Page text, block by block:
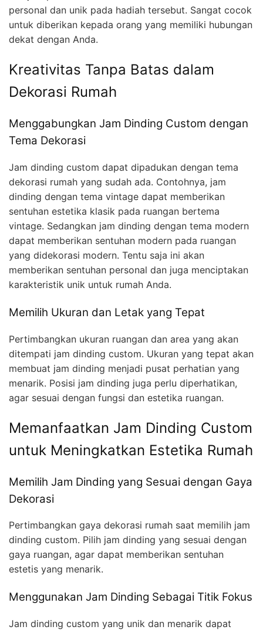
personal dan unik pada hadiah tersebut. Sangat cocok
untuk diberikan kepada orang yang memiliki hubungan
dekat dengan Anda.
Kreativitas Tanpa Batas dalam
Dekorasi Rumah
Menggabungkan Jam Dinding Custom dengan
Tema Dekorasi
Jam dinding custom dapat dipadukan dengan tema
dekorasi rumah yang sudah ada. Contohnya, jam
dinding dengan tema vintage dapat memberikan
sentuhan estetika klasik pada ruangan bertema
vintage. Sedangkan jam dinding dengan tema modern
dapat memberikan sentuhan modern pada ruangan
yang didekorasi modern. Tentu saja ini akan
memberikan sentuhan personal dan juga menciptakan
karakteristik unik untuk rumah Anda.
Memilih Ukuran dan Letak yang Tepat
Pertimbangkan ukuran ruangan dan area yang akan
ditempati jam dinding custom. Ukuran yang tepat akan
membuat jam dinding menjadi pusat perhatian yang
menarik. Posisi jam dinding juga perlu diperhatikan,
agar sesuai dengan fungsi dan estetika ruangan.
Memanfaatkan Jam Dinding Custom
untuk Meningkatkan Estetika Rumah
Memilih Jam Dinding yang Sesuai dengan Gaya
Dekorasi
Pertimbangkan gaya dekorasi rumah saat memilih jam
dinding custom. Pilih jam dinding yang sesuai dengan
gaya ruangan, agar dapat memberikan sentuhan
estetis yang menarik.
Menggunakan Jam Dinding Sebagai Titik Fokus
Jam dinding custom yang unik dan menarik dapat